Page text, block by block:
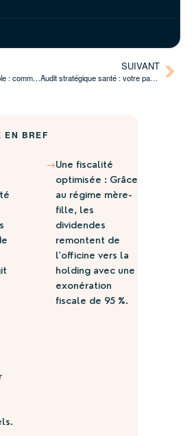
Automatisation comptable : comment automatiser jusqu’à 80 % de vos tâches administratives ?
SUIVANT
Audit stratégique santé : votre passage en société
EN BREF
→Une fiscalité
optimisée : Grâce
au régime mère-
fille, les
dividendes
remontent de
l'officine vers la
holding avec une
exonération
fiscale de 95 %.